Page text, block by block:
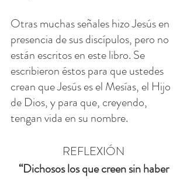
Otras muchas señales hizo Jesús en
presencia de sus discípulos, pero no
están escritos en este libro. Se
escribieron éstos para que ustedes
crean que Jesús es el Mesías, el Hijo
de Dios, y para que, creyendo,
tengan vida en su nombre.
REFLEXIÓN
“Dichosos los que creen sin haber